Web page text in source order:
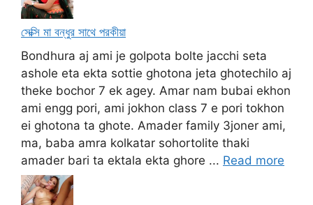
সেক্সি মা বন্ধুর সাথে পরকীয়া
Bondhura aj ami je golpota bolte jacchi seta
ashole eta ekta sottie ghotona jeta ghotechilo aj
theke bochor 7 ek agey. Amar nam bubai ekhon
ami engg pori, ami jokhon class 7 e pori tokhon
ei ghotona ta ghote. Amader family 3joner ami,
ma, baba amra kolkatar sohortolite thaki
amader bari ta ektala ekta ghore ... Read more